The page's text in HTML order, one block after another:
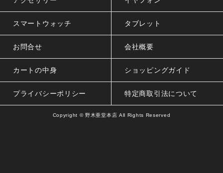
スマートウォッチ タブレット
お問合せ 会社概要
カートの中身 ショッピングガイド
プライバシーポリシー 特定商取引法について
Copyright ©野木亜堂本店 All Rights Reserved